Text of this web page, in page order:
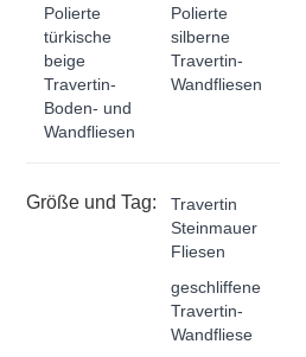
Polierte
türkische
beige
Travertin-
Boden- und
Wandfliesen
Polierte
silberne
Travertin-
Wandfliesen
Größe und Tag:
Travertin
Steinmauer
Fliesen
geschliffene
Travertin-
Wandfliese